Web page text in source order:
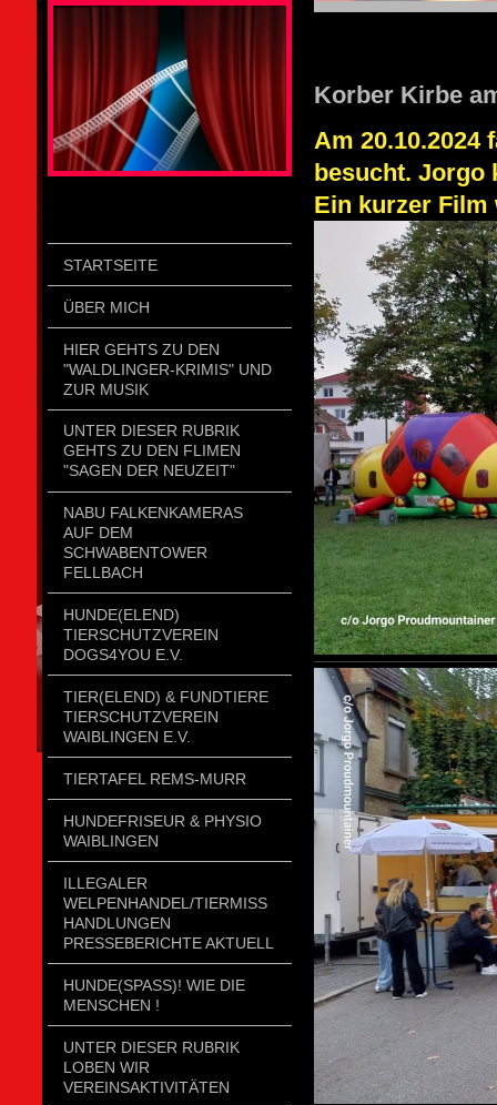
STARTSEITE
ÜBER MICH
HIER GEHTS ZU DEN
"WALDLINGER-KRIMIS" UND
ZUR MUSIK
UNTER DIESER RUBRIK
GEHTS ZU DEN FLIMEN
"SAGEN DER NEUZEIT"
NABU FALKENKAMERAS
AUF DEM
SCHWABENTOWER
FELLBACH
HUNDE(ELEND)
TIERSCHUTZVEREIN
DOGS4YOU E.V.
TIER(ELEND) & FUNDTIERE
TIERSCHUTZVEREIN
WAIBLINGEN E.V.
TIERTAFEL REMS-MURR
HUNDEFRISEUR & PHYSIO
WAIBLINGEN
ILLEGALER
WELPENHANDEL/TIERMISSH
ANDLUNGEN P
RESSEBERICHTE AKTUELL
HUNDE(SPASS)! WIE DIE
MENSCHEN !
UNTER DIESER RUBRIK
LOBEN WIR
VEREINSAKTIVITÄTEN
Korber Kirbe
Am 20.10.2024
besucht. Jorgo
Ein kurzer Film